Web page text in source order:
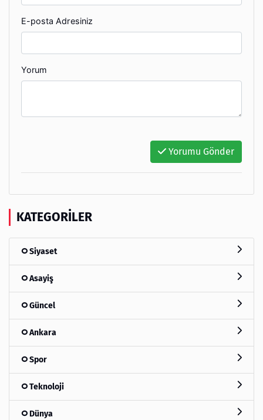
E-posta Adresiniz
Yorum
Yorumu Gönder
KATEGORILER
Siyaset
Asayiş
Güncel
Ankara
Spor
Teknoloji
Dünya